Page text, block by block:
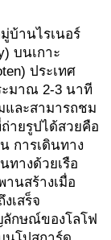
บ้านไรเนอร์
บนเกาะ
ประเทศ
มาณ 2-3 นาที
และสามารถชม
ายรูปได้สวยคือ
การเดินทาง
ทางด้วยเรือ
นสร้างเมื่อ
เสร็จ
กษณ์ของโลโฟ